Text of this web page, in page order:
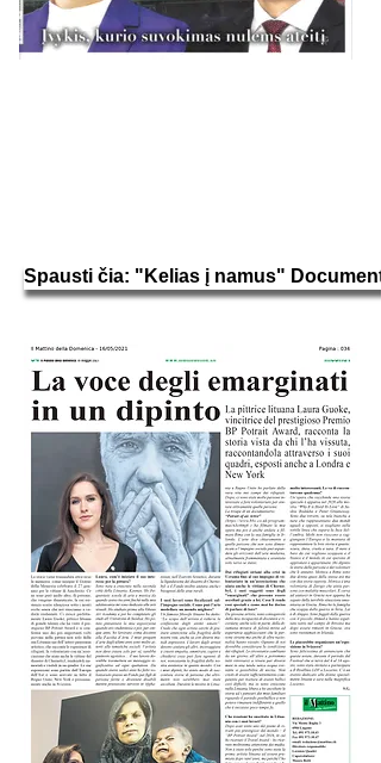
Spausti čia: "Kelias į namus"